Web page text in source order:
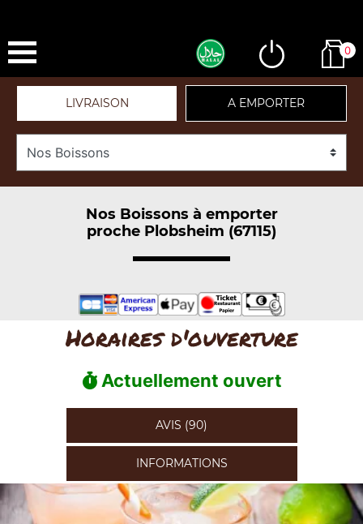
0
LIVRAISON A EMPORTER
Nos Boissons à emporter
proche Plobsheim (67115)
Horaires d'ouverture
Actuellement ouvert
AVIS (90)
INFORMATIONS